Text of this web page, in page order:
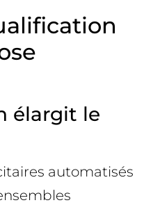
élargit le
automatisés